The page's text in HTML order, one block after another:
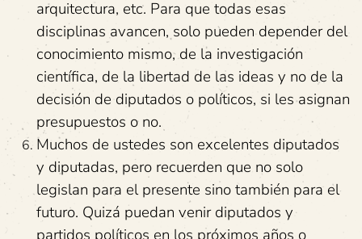
arquitectura, etc. Para que todas esas
disciplinas avancen, solo pueden depender del
conocimiento mismo, de la investigación
científica, de la libertad de las ideas y no de la
decisión de diputados o políticos, si les asignan
presupuestos o no.
Muchos de ustedes son excelentes diputados
y diputadas, pero recuerden que no solo
legislan para el presente sino también para el
futuro. Quizá puedan venir diputados y